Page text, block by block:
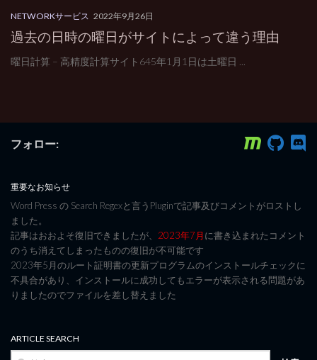
NETWORKサービス 2022年9月26日
過去の日時の曜日がサイトによって違う理由
曜日計算 – 高精度計算サイト645年1月1日は土曜日 ...
フォロー:
重要なお知らせ
Word Press の Search Regexと言うPluginで記事及びコメントがロストし
ました。
記事はおおよそ復旧できましたが、 2023年7月に書き込まれたコメント
のうち消えてしまったものの復旧が不可能です
2023年5月のルート証明書の更新プログラムのインストールチェックに
不具合があり、インストールに成功してもエラーが表示される問題があ
りましたのでファイルを差し替えました
ARTICLE SEARCH